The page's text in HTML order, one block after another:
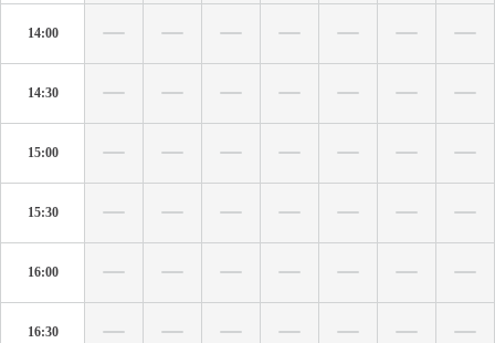
14:00
14:30
15:00
15:30
16:00
16:30